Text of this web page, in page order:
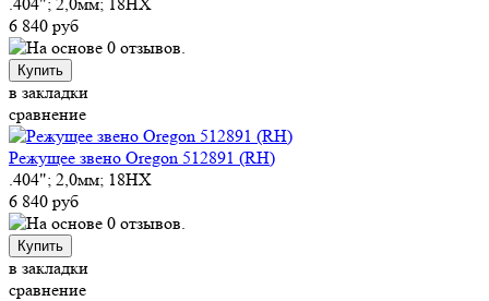
6 840 руб
Купить
в закладки
сравнение
Режущее звено Oregon 512891 (RH)
.404"; 2,0мм; 18HX
6 840 руб
Купить
в закладки
сравнение